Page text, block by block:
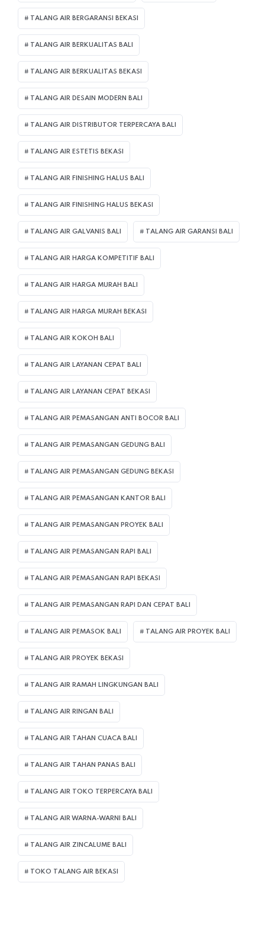
TALANG AIR BERGARANSI BEKASI
TALANG AIR BERKUALITAS BALI
TALANG AIR BERKUALITAS BEKASI
TALANG AIR DESAIN MODERN BALI
TALANG AIR DISTRIBUTOR TERPERCAYA BALI
TALANG AIR ESTETIS BEKASI
TALANG AIR FINISHING HALUS BALI
TALANG AIR FINISHING HALUS BEKASI
TALANG AIR GALVANIS BALI TALANG AIR GARANSI BALI
TALANG AIR HARGA KOMPETITIF BALI
TALANG AIR HARGA MURAH BALI
TALANG AIR HARGA MURAH BEKASI
TALANG AIR KOKOH BALI
TALANG AIR LAYANAN CEPAT BALI
TALANG AIR LAYANAN CEPAT BEKASI
TALANG AIR PEMASANGAN ANTI BOCOR BALI
TALANG AIR PEMASANGAN GEDUNG BALI
TALANG AIR PEMASANGAN GEDUNG BEKASI
TALANG AIR PEMASANGAN KANTOR BALI
TALANG AIR PEMASANGAN PROYEK BALI
TALANG AIR PEMASANGAN RAPI BALI
TALANG AIR PEMASANGAN RAPI BEKASI
TALANG AIR PEMASANGAN RAPI DAN CEPAT BALI
TALANG AIR PEMASOK BALI TALANG AIR PROYEK BALI
TALANG AIR PROYEK BEKASI
TALANG AIR RAMAH LINGKUNGAN BALI
TALANG AIR RINGAN BALI
TALANG AIR TAHAN CUACA BALI
TALANG AIR TAHAN PANAS BALI
TALANG AIR TOKO TERPERCAYA BALI
TALANG AIR WARNA-WARNI BALI
TALANG AIR ZINCALUME BALI
TOKO TALANG AIR BEKASI